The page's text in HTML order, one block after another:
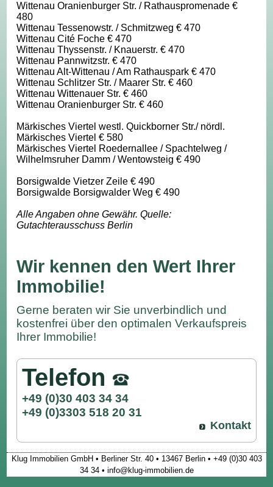
Wittenau Oranienburger Str. / Rathauspromenade €
480
Wittenau Tessenowstr. / Schmitzweg € 470
Wittenau Cité Foche € 470
Wittenau Thyssenstr. / Knauerstr. € 470
Wittenau Pannwitzstr. € 470
Wittenau Alt-Wittenau / Am Rathauspark € 470
Wittenau Schlitzer Str. / Maarer Str. € 460
Wittenau Wittenauer Str. € 460
Wittenau Oranienburger Str. € 460
Märkisches Viertel westl. Quickborner Str./ nördl.
Märkisches Viertel € 580
Märkisches Viertel Roedernallee / Spachtelweg /
Wilhelmsruher Damm / Wentowsteig € 490
Borsigwalde Vietzer Zeile € 490
Borsigwalde Borsigwalder Weg € 490
Alle Angaben ohne Gewähr. Quelle:
Gutachterausschuss Berlin
Wir kennen den Wert Ihrer
Immobilie!
Gerne beraten wir Sie unverbindlich und
kostenfrei über den optimalen Verkaufspreis
Ihrer Immobilie!
Telefon
+49 (0)30 403 34 34
+49 (0)3303 518 20 31
Kontakt
Klug Immobilien GmbH • Berliner Str. 40 • 13467 Berlin • +49 (0)30 403
34 34 • info@klug-immobilien.de